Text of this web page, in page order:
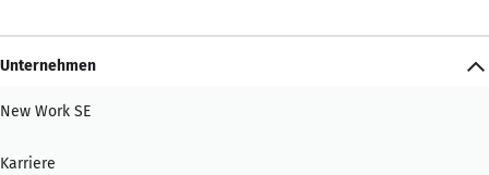
Unternehmen
New Work SE
Karriere